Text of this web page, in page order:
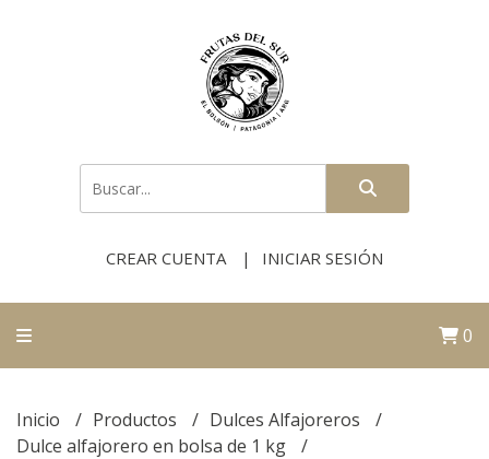
CREAR CUENTA INICIAR SESIÓN
0
Inicio Productos
Dulces Alfajoreros
Dulce alfajorero en bolsa de 1 kg